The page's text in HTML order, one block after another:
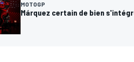
MOTOGP
Márquez certain de bien